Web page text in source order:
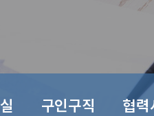
구인구직 협